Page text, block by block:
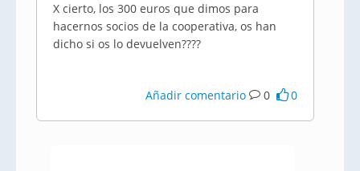
X cierto, los 300 euros que dimos para
hacernos socios de la cooperativa, os han
dicho si os lo devuelven????
Añadir comentario 0 0